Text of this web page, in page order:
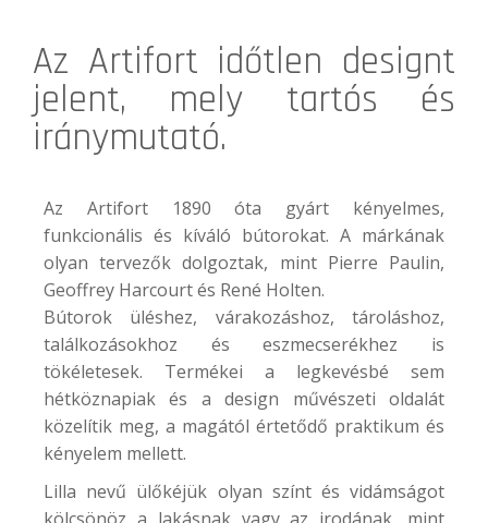
Az Artifort időtlen designt
jelent, mely tartós és
iránymutató.
Az Artifort 1890 óta gyárt kényelmes,
funkcionális és kíváló bútorokat. A márkának
olyan tervezők dolgoztak, mint Pierre Paulin,
Geoffrey Harcourt és René Holten.
Bútorok üléshez, várakozáshoz, tároláshoz,
találkozásokhoz és eszmecserékhez is
tökéletesek. Termékei a legkevésbé sem
hétköznapiak és a design művészeti oldalát
közelítik meg, a magától értetődő praktikum és
kényelem mellett.
Lilla nevű ülőkéjük olyan színt és vidámságot